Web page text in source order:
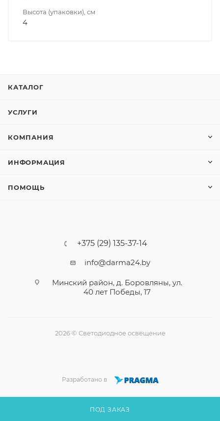
ПОД ЗАКАЗ
Высота (упаковки), см
4
КАТАЛОГ
УСЛУГИ
КОМПАНИЯ
ИНФОРМАЦИЯ
ПОМОЩЬ
+375 (29) 135-37-14
info@darma24.by
Минский район, д. Боровляны, ул.
40 лет Победы, 17
2026 © Светодиодное освещение
Разработано в